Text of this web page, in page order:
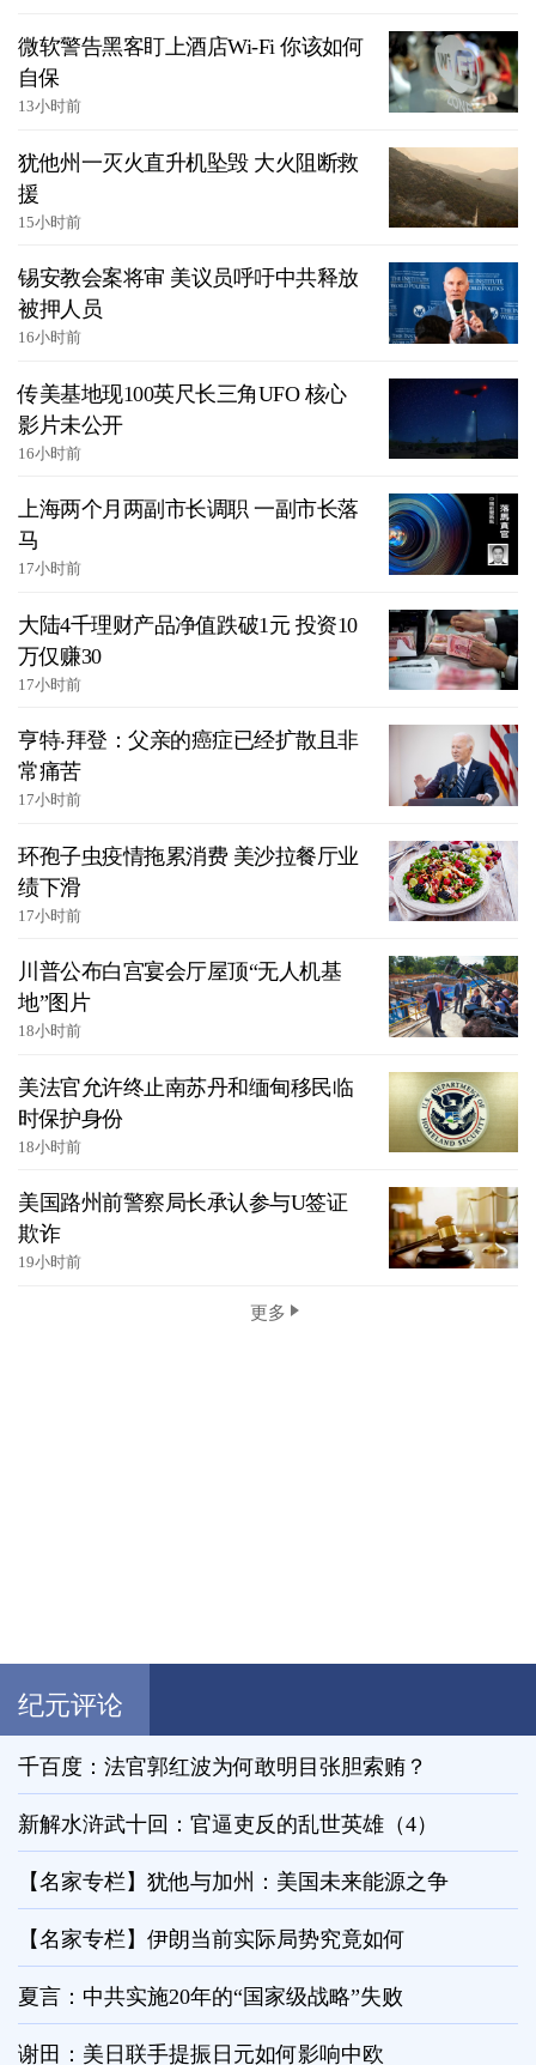
微软警告黑客盯上酒店Wi-Fi 你该如何
自保
13小时前
犹他州一灭火直升机坠毁 大火阻断救
援
15小时前
锡安教会案将审 美议员呼吁中共释放
被押人员
16小时前
传美基地现100英尺长三角UFO 核心
影片未公开
16小时前
上海两个月两副市长调职 一副市长落
马
17小时前
大陆4千理财产品净值跌破1元 投资10
万仅赚30
17小时前
亨特‧拜登：父亲的癌症已经扩散且非
常痛苦
17小时前
环孢子虫疫情拖累消费 美沙拉餐厅业
绩下滑
17小时前
川普公布白宫宴会厅屋顶“无人机基
地”图片
18小时前
美法官允许终止南苏丹和缅甸移民临
时保护身份
18小时前
美国路州前警察局长承认参与U签证
欺诈
19小时前
更多
纪元评论
千百度：法官郭红波为何敢明目张胆索贿？
新解水浒武十回：官逼吏反的乱世英雄（4）
【名家专栏】犹他与加州：美国未来能源之争
【名家专栏】伊朗当前实际局势究竟如何
夏言：中共实施20年的“国家级战略”失败
谢田：美日联手提振日元如何影响中欧